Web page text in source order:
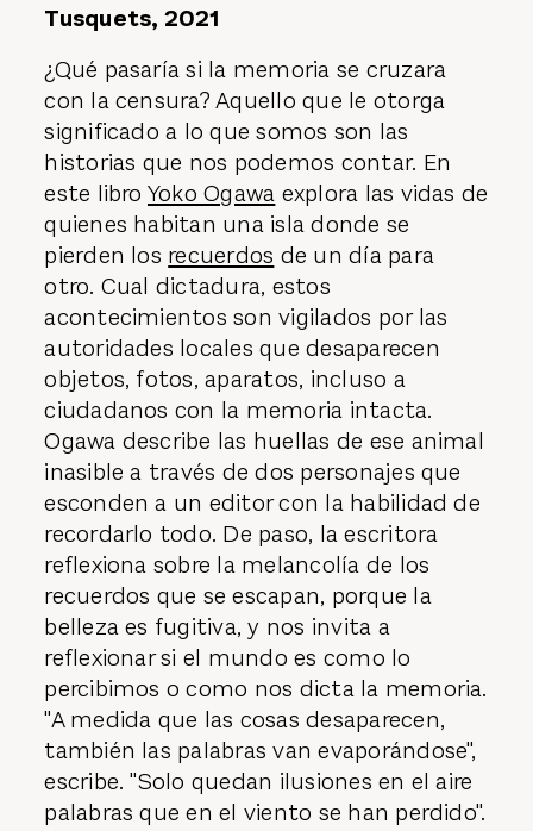
Tusquets, 2021
¿Qué pasaría si la memoria se cruzara
con la censura? Aquello que le otorga
significado a lo que somos son las
historias que nos podemos contar. En
este libro Yoko Ogawa explora las vidas de
quienes habitan una isla donde se
pierden los recuerdos de un día para
otro. Cual dictadura, estos
acontecimientos son vigilados por las
autoridades locales que desaparecen
objetos, fotos, aparatos, incluso a
ciudadanos con la memoria intacta.
Ogawa describe las huellas de ese animal
inasible a través de dos personajes que
esconden a un editor con la habilidad de
recordarlo todo. De paso, la escritora
reflexiona sobre la melancolía de los
recuerdos que se escapan, porque la
belleza es fugitiva, y nos invita a
reflexionar si el mundo es como lo
percibimos o como nos dicta la memoria.
"A medida que las cosas desaparecen,
también las palabras van evaporándose",
escribe. "Solo quedan ilusiones en el aire
palabras que en el viento se han perdido".